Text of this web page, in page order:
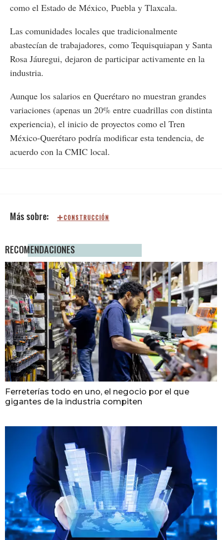
como el Estado de México, Puebla y Tlaxcala.
Las comunidades locales que tradicionalmente
abastecían de trabajadores, como Tequisquiapan y Santa
Rosa Jáuregui, dejaron de participar activamente en la
industria.
Aunque los salarios en Querétaro no muestran grandes
variaciones (apenas un 20% entre cuadrillas con distinta
experiencia), el inicio de proyectos como el Tren
México-Querétaro podría modificar esta tendencia, de
acuerdo con la CMIC local.
CONSTRUCCIÓN
RECOMENDACIONES
Ferreterías todo en uno, el negocio por el que
gigantes de la industria compiten